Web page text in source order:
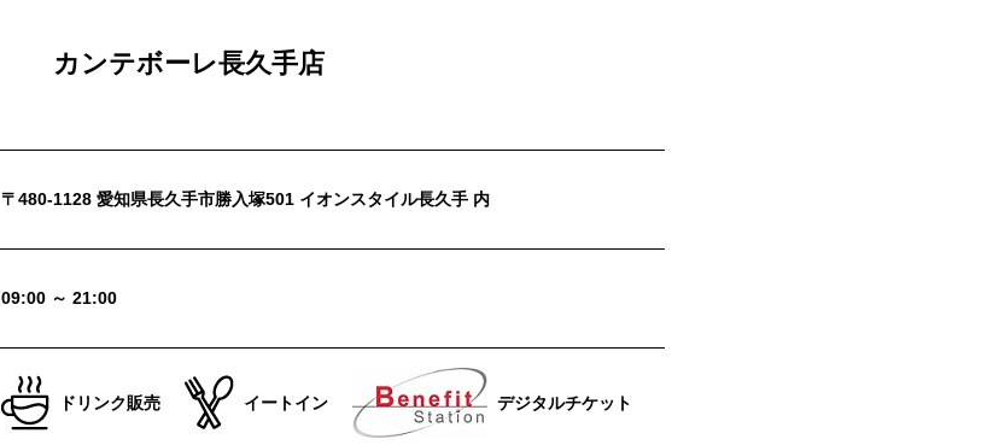
カンテボーレ長久手店
〒480-1128 愛知県長久手市勝入塚501 イオンスタイル長久手 内
09:00 ～ 21:00
ドリンク販売 イートイン デジタルチケット